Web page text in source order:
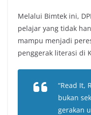
Melalui Bimtek ini,
pelajar yang tidak
mampu menjadi
penggerak literasi di
“Read It,
bukan
gerakan